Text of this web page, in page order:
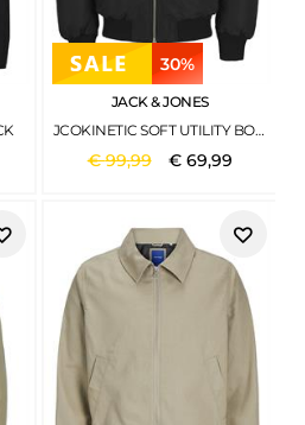
30%
JACK & JONES
JCOKINETIC SOFT UTILITY BOMBER LN BLACK
€99,99 € 69,99